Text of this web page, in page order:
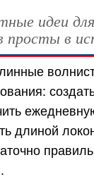
идеи
просты в
длиной